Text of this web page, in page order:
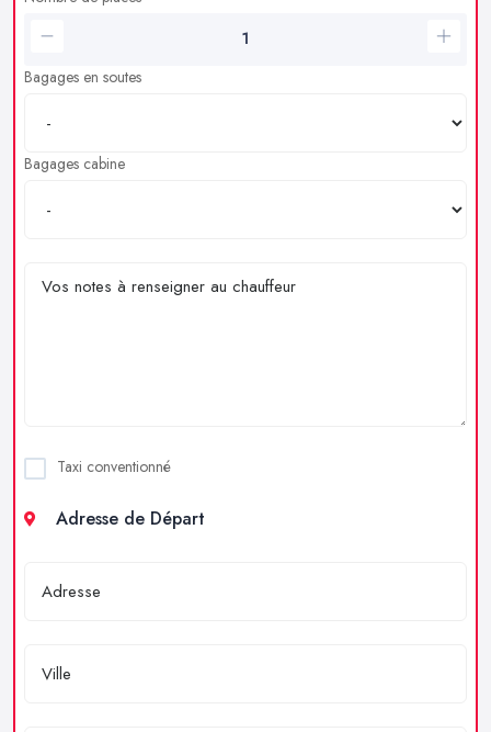
Bagages en soutes
Bagages cabine
Taxi conventionné
Adresse de Départ